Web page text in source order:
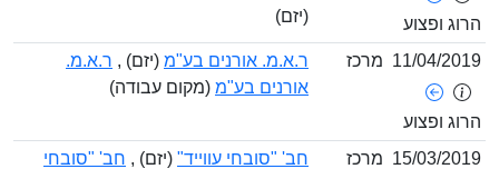
ופצוע
11/04/
ופצוע
מרכז ר.א.מ. אורנים בע"מ(יזם) , ר.א.מ.
אורנים בע"מ(מקום עבודה)
15/03/ מרכז חב' "סובחי עווייד" (יזם) , חב' "סובחי